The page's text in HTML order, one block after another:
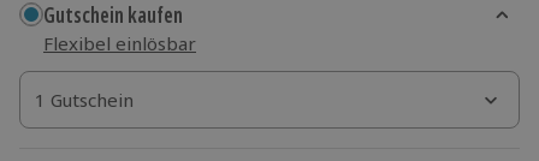
Gutschein kaufen
Flexibel einlösbar
1 Gutschein
1 Gutschein
1 Gutschein